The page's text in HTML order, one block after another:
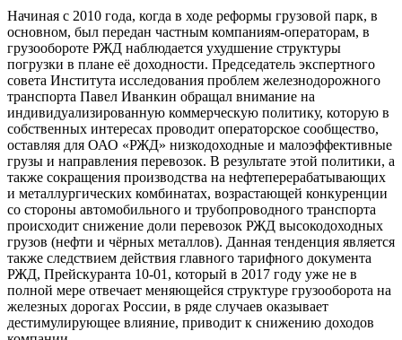
Начиная с 2010 года, когда в ходе реформы грузовой парк, в
основном, был передан частным компаниям-операторам, в
грузообороте РЖД наблюдается ухудшение структуры
погрузки в плане её доходности. Председатель экспертного
совета Института исследования проблем железнодорожного
транспорта Павел Иванкин обращал внимание на
индивидуализированную коммерческую политику, которую в
собственных интересах проводит операторское сообщество,
оставляя для ОАО «РЖД» низкодоходные и малоэффективные
грузы и направления перевозок. В результате этой политики, а
также сокращения производства на нефтеперерабатывающих
и металлургических комбинатах, возрастающей конкуренции
со стороны автомобильного и трубопроводного транспорта
происходит снижение доли перевозок РЖД высокодоходных
грузов (нефти и чёрных металлов). Данная тенденция является
также следствием действия главного тарифного документа
РЖД, Прейскуранта 10-01, который в 2017 году уже не в
полной мере отвечает меняющейся структуре грузооборота на
железных дорогах России, в ряде случаев оказывает
дестимулирующее влияние, приводит к снижению доходов